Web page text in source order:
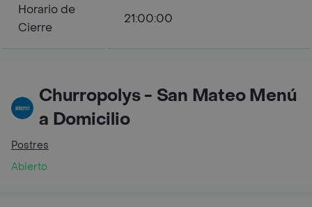
Horario de
Cierre
21:00:00
Churropolys - San Mateo Menú
a Domicilio
Postres
Abierto